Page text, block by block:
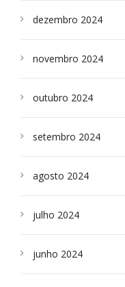
dezembro 2024
novembro 2024
outubro 2024
setembro 2024
agosto 2024
julho 2024
junho 2024